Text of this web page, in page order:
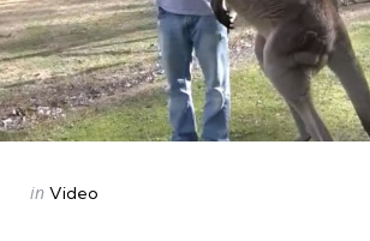
Categories
Posted
in Video